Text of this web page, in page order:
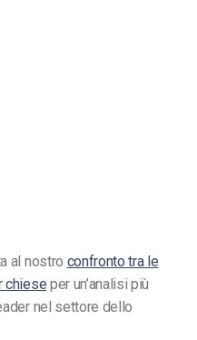
al nostro confronto tra le
chiese per un’analisi più
nel settore dello